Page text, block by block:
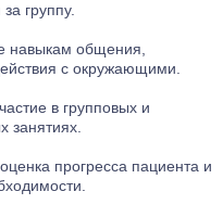
группу.
навыкам общения,
с окружающими.
в групповых и
занятиях.
прогресса пациента и